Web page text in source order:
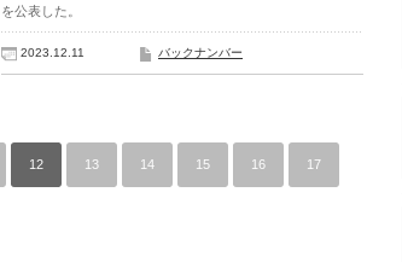
を公表した。
2023.12.11 バックナンバー
12 13 14 15 16 17